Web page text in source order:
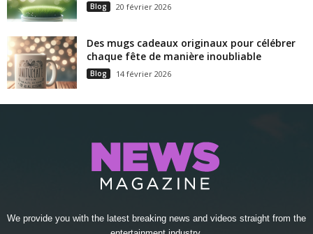
Blog 20 février 2026
Des mugs cadeaux originaux pour célébrer
chaque fête de manière inoubliable
Blog 14 février 2026
We provide you with the latest breaking news and videos straight from the